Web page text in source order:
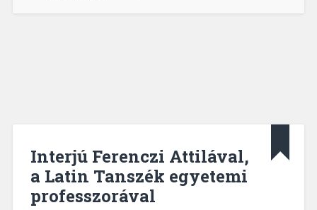
Interjú Ferenczi Attilával,
a Latin Tanszék egyetemi
professzorával